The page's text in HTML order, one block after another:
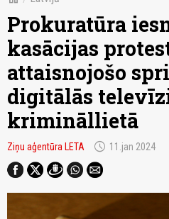
Prokuratūra
kasācijas
attaisnojošo
digitālās
krimināllietā
Ziņu aģentūra LETA schedule 11.jan 2024